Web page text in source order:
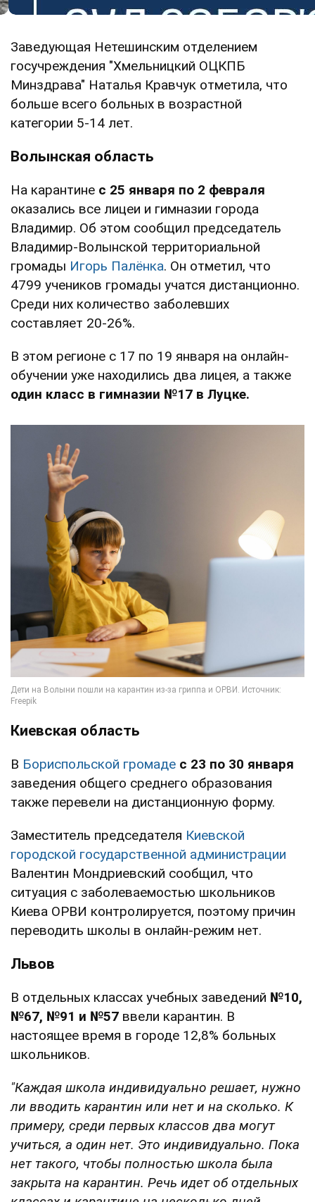
Заведующая Нетешинским отделением
госучреждения "Хмельницкий ОЦКПБ
Минздрава" Наталья Кравчук отметила, что
больше всего больных в возрастной
категории 5-14 лет.
Волынская область
На карантине с 25 января по 2 февраля
оказались все лицеи и гимназии города
Владимир. Об этом сообщил председатель
Владимир-Волынской территориальной
громады Игорь Палёнка. Он отметил, что
4799 учеников громады учатся дистанционно.
Среди них количество заболевших
составляет 20-26%.
В этом регионе с 17 по 19 января на онлайн-
обучении уже находились два лицея, а также
один класс в гимназии №17 в Луцке.
Киевская область
В Бориспольской громаде с 23 по 30 января
заведения общего среднего образования
также перевели на дистанционную форму.
Заместитель председателя Киевской
городской государственной администрации
Валентин Мондриевский сообщил, что
ситуация с заболеваемостью школьников
Киева ОРВИ контролируется, поэтому причин
переводить школы в онлайн-режим нет.
Львов
В отдельных классах учебных заведений №10,
№67, №91 и №57 ввели карантин. В
настоящее время в городе 12,8% больных
школьников.
"Каждая школа индивидуально решает, нужно
ли вводить карантин или нет и на сколько. К
примеру, среди первых классов два могут
учиться, а один нет. Это индивидуально. Пока
нет такого, чтобы полностью школа была
закрыта на карантин. Речь идет об отдельных